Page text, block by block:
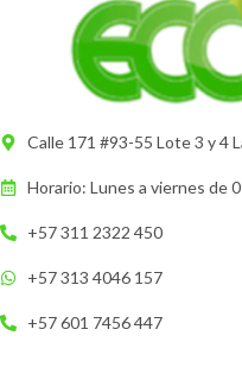
Calle 171 #93-55 Lote 3 y 4
Horario: Lunes a viernes de
+57 311 2322 450
+57 313 4046 157
+57 601 7456 447